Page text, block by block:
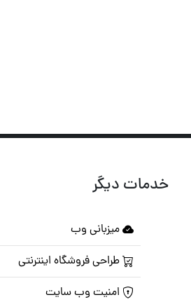
خدمات دیگر
میزبانی وب
طراحی فروشگاه اینترنتی
امنیت وب سایت